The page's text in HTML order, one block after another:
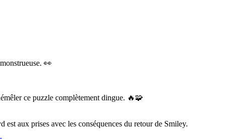
👀
ce puzzle complètement dingue. 🔥🧩
aux prises avec les conséquences du retour de Smiley.